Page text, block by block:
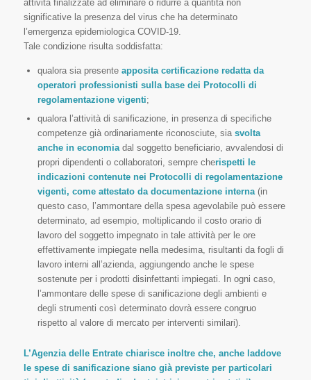
attività finalizzate ad eliminare o ridurre a quantità non
significative la presenza del virus che ha determinato
l’emergenza epidemiologica COVID-19.
Tale condizione risulta soddisfatta:
qualora sia presente apposita certificazione redatta da
operatori professionisti sulla base dei Protocolli di
regolamentazione vigenti;
qualora l’attività di sanificazione, in presenza di specifiche
competenze già ordinariamente riconosciute, sia svolta
anche in economiadal soggetto beneficiario, avvalendosi di
propri dipendenti o collaboratori, sempre cherispetti le
indicazioni contenute nei Protocolli di regolamentazione
vigenti, come attestato da documentazione interna (in
questo caso, l’ammontare della spesa agevolabile può essere
determinato, ad esempio, moltiplicando il costo orario di
lavoro del soggetto impegnato in tale attività per le ore
effettivamente impiegate nella medesima, risultanti da fogli di
lavoro interni all’azienda, aggiungendo anche le spese
sostenute per i prodotti disinfettanti impiegati. In ogni caso,
l’ammontare delle spese di sanificazione degli ambienti e
degli strumenti così determinato dovrà essere congruo
rispetto al valore di mercato per interventi similari).
L’Agenzia delle Entrate chiarisce inoltre che, anche laddove
le spese di sanificazione siano già previste per particolari